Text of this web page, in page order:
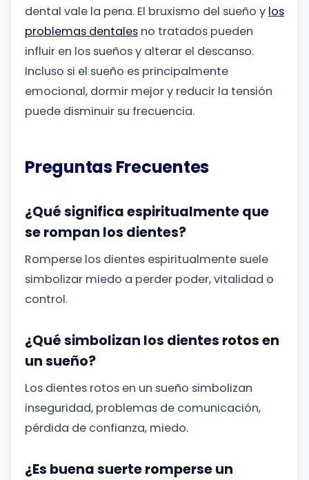
dental vale la pena. El bruxismo del sueño y los
problemas dentales no tratados pueden
influir en los sueños y alterar el descanso.
Incluso si el sueño es principalmente
emocional, dormir mejor y reducir la tensión
puede disminuir su frecuencia.
Preguntas Frecuentes
¿Qué significa espiritualmente que
se rompan los dientes?
Romperse los dientes espiritualmente suele
simbolizar miedo a perder poder, vitalidad o
control.
¿Qué simbolizan los dientes rotos en
un sueño?
Los dientes rotos en un sueño simbolizan
inseguridad, problemas de comunicación,
pérdida de confianza, miedo.
¿Es buena suerte romperse un